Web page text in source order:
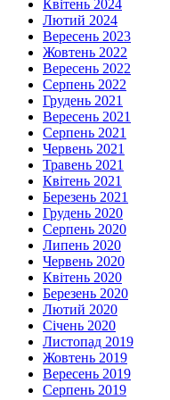
Квітень 2024
Лютий 2024
Вересень 2023
Жовтень 2022
Вересень 2022
Серпень 2022
Грудень 2021
Вересень 2021
Серпень 2021
Червень 2021
Травень 2021
Квітень 2021
Березень 2021
Грудень 2020
Серпень 2020
Липень 2020
Червень 2020
Квітень 2020
Березень 2020
Лютий 2020
Січень 2020
Листопад 2019
Жовтень 2019
Вересень 2019
Серпень 2019